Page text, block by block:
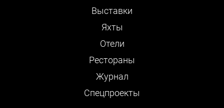
Выставки
Яхты
Отели
Рестораны
Журнал
Cпецпроекты